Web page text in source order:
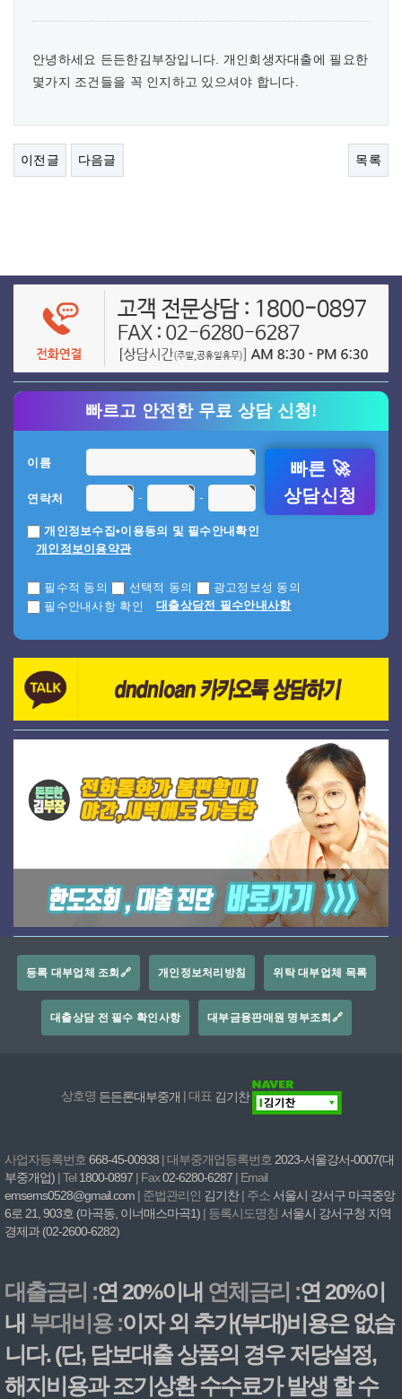
안녕하세요 든든한김부장입니다. 개인회생자대출에 필요한
몇가지 조건들을 꼭 인지하고 있으셔야 합니다.
이전글 다음글 목록
빠르고 안전한 무료 상담 신청!
이름
연락처 - -
개인정보수집•이용동의 및 필수안내확인
개인정보이용약관
필수적 동의 선택적 동의
광고정보성 동의
필수안내사항 확인
대출상담전 필수안내사항
빠른 🚀
상담신청
등록 대부업체 조회🔗 개인정보처리방침 위탁 대부업체 목록
대출상담 전 필수 확인사항 대부금융판매원 명부조회🔗
상호명 든든론대부중개 | 대표김기찬
사업자등록번호 668-45-00938 | 대부중개업등록번호 2023-서울강서-0007(대
부중개업) | Tel 1800-0897 | Fax02-6280-6287 | Email
emsems0528@gmail.com | 준법관리인 김기찬| 주소 서울시 강서구 마곡중앙
6로 21, 903호 (마곡동, 이너매스마곡1) | 등록시도명칭 서울시 강서구청 지역
경제과 (02-2600-6282)
대출금리 :연 20%이내 연체금리 :연 20%이
내 부대비용 :이자 외 추가(부대)비용은 없습
니다. (단, 담보대출 상품의 경우 저당설정,
해지비용과 조기상환 수수료가 발생 할 수